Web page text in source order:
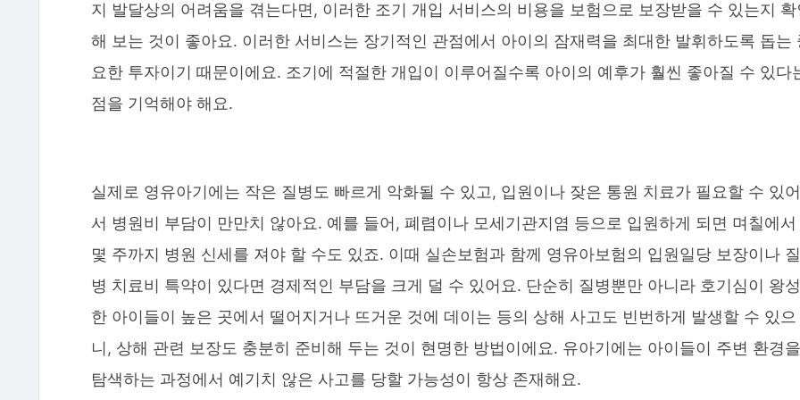
지 발달상의 어려움을 겪는다면, 이러한 조기 개입 서비스의 비용을 보험으로 보장받을 수 있는지 확
해 보는 것이 좋아요. 이러한 서비스는 장기적인 관점에서 아이의 잠재력을 최대한 발휘하도록 돕는
요한 투자이기 때문이에요. 조기에 적절한 개입이 이루어질수록 아이의 예후가 훨씬 좋아질 수 있다
점을 기억해야 해요.
실제로 영유아기에는 작은 질병도 빠르게 악화될 수 있고, 입원이나 잦은 통원 치료가 필요할 수 있어
서 병원비 부담이 만만치 않아요. 예를 들어, 폐렴이나 모세기관지염 등으로 입원하게 되면 며칠에서
몇 주까지 병원 신세를 져야 할 수도 있죠. 이때 실손보험과 함께 영유아보험의 입원일당 보장이나 질
병 치료비 특약이 있다면 경제적인 부담을 크게 덜 수 있어요. 단순히 질병뿐만 아니라 호기심이 왕성
한 아이들이 높은 곳에서 떨어지거나 뜨거운 것에 데이는 등의 상해 사고도 빈번하게 발생할 수 있으
니, 상해 관련 보장도 충분히 준비해 두는 것이 현명한 방법이에요. 유아기에는 아이들이 주변 환경을
탐색하는 과정에서 예기치 않은 사고를 당할 가능성이 항상 존재해요.